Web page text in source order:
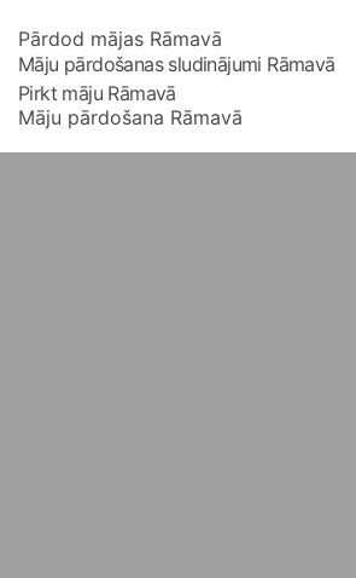
Pārdod mājas Rāmavā
Māju pārdošanas sludinājumi Rāmavā
Pirkt māju Rāmavā
Māju pārdošana Rāmavā